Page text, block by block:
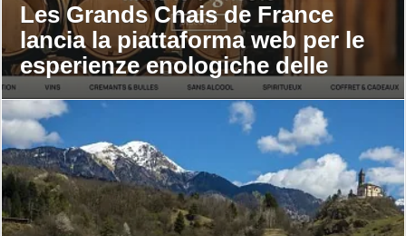
Les Grands Chais de France
lancia la piattaforma web per le
esperienze enologiche delle
maison